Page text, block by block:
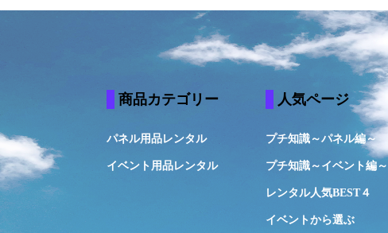
商品カテゴリー
パネル用品レンタル
イベント用品レンタル
人気ページ
プチ知識～パネル編～
プチ知識～イベント編～
レンタル人気BEST４
イベントから選ぶ